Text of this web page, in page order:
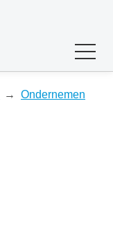
Ondernemen